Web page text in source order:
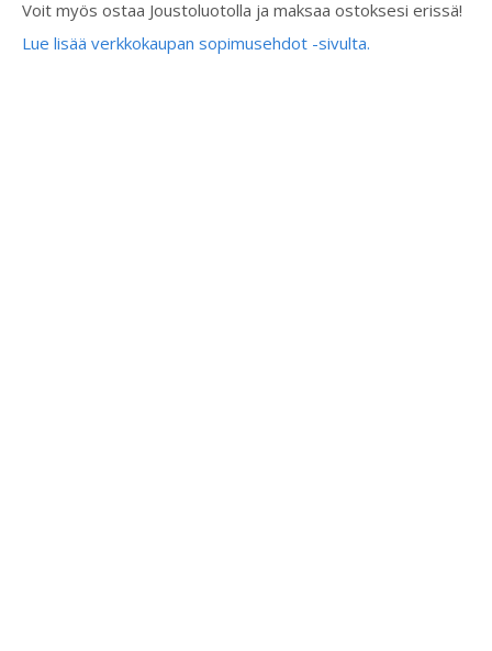
Voit myös ostaa Joustoluotolla ja maksaa ostoksesi erissä!
Lue lisää verkkokaupan sopimusehdot -sivulta.